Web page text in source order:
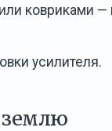
ковриками
усилителя.
землю